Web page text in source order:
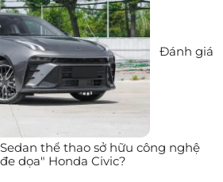
Đánh giá
thể thao sở hữu công nghệ
dọa" Honda Civic?